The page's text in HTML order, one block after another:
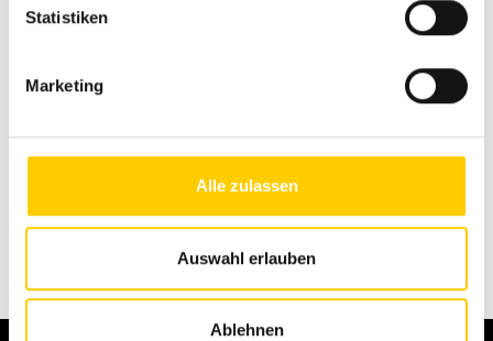
Statistiken
Marketing
Alle zulassen
Auswahl erlauben
Ablehnen